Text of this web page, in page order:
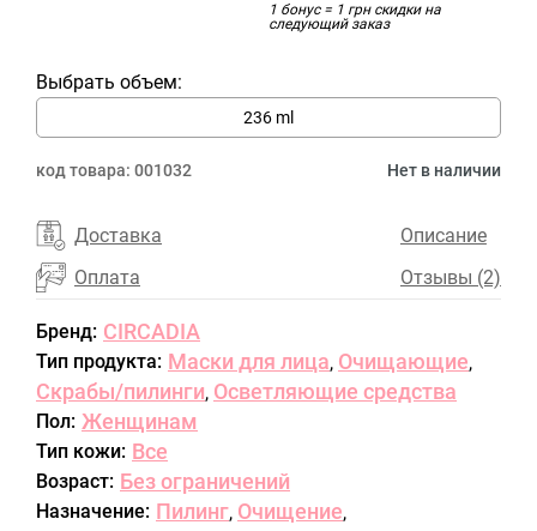
1 бонус = 1 грн скидки на
следующий заказ
Выбрать объем:
236 ml
код товара: 001032 Нет в наличии
Доставка
Оплата
Описание
Отзывы (2)
Бренд: CIRCADIA
Тип продукта: Маски для лица, Очищающие,
Скрабы/пилинги, Осветляющие средства
Пол: Женщинам
Тип кожи: Все
Возраст: Без ограничений
Назначение: Пилинг, Очищение,